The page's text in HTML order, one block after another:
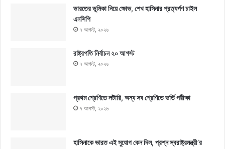
ভারতের ভূমিকা নিয়ে ক্ষোভ, শেখ হাসিনার প্রত্যর্পণ চাইল
এনসিপি
৭ আগস্ট, ২০২৬
রাষ্ট্রপতি নির্বাচন ২০ আগস্ট
৭ আগস্ট, ২০২৬
প্রথম শ্রেণিতে লটারি, অন্য সব শ্রেণিতে ভর্তি পরীক্ষা
৭ আগস্ট, ২০২৬
হাসিনাকে ভারত এই সুযোগ কেন দিল, প্রশ্ন স্বরাষ্ট্রমন্ত্রী’র